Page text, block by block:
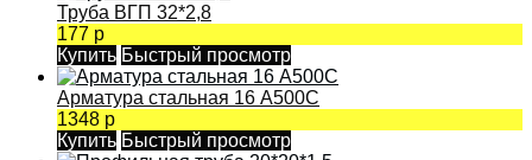
Труба ВГП 32*2,8
177 р
Купить Быстрый просмотр
Арматура стальная 16 А500С
1348 р
Купить Быстрый просмотр